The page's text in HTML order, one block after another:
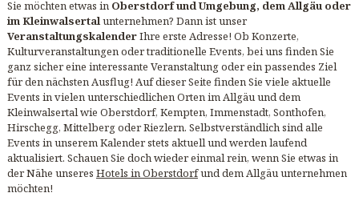
Sie möchten etwas in Oberstdorf und Umgebung, dem Allgäu oder
im Kleinwalsertalunternehmen? Dann ist unser
VeranstaltungskalenderIhre erste Adresse! Ob Konzerte,
Kulturveranstaltungen oder traditionelle Events, bei uns finden Sie
ganz sicher eine interessante Veranstaltung oder ein passendes Ziel
für den nächsten Ausflug! Auf dieser Seite finden Sie viele aktuelle
Events in vielen unterschiedlichen Orten im Allgäu und dem
Kleinwalsertal wie Oberstdorf, Kempten, Immenstadt, Sonthofen,
Hirschegg, Mittelberg oder Riezlern. Selbstverständlich sind alle
Events in unserem Kalender stets aktuell und werden laufend
aktualisiert. Schauen Sie doch wieder einmal rein, wenn Sie etwas in
der Nähe unseres Hotels in Oberstdorfund dem Allgäu unternehmen
möchten!